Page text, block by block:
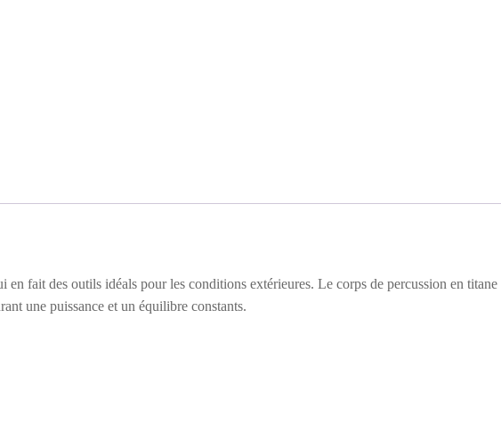
fait des outils idéals pour les conditions extérieures. Le corps de percussion en titane
une puissance et un équilibre constants.